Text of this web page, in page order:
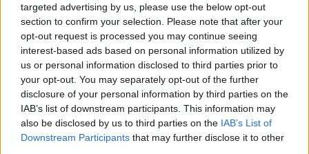
targeted advertising by us, please use the below opt-out
section to confirm your selection. Please note that after your
opt-out request is processed you may continue seeing
interest-based ads based on personal information utilized by
us or personal information disclosed to third parties prior to
your opt-out. You may separately opt-out of the further
disclosure of your personal information by third parties on the
IAB’s list of downstream participants. This information may
also be disclosed by us to third parties on the IAB’s List of
Downstream Participants that may further disclose it to other